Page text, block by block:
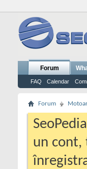
Forum
FAQ Calendar
Forum
un cont,